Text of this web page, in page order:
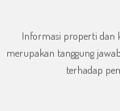
Informasi properti dan
merupakan tanggung
terhadap